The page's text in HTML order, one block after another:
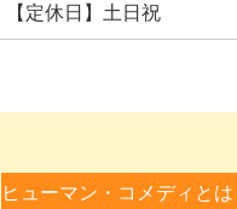
【定休日】土日祝
ヒューマン・コメディとは